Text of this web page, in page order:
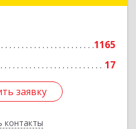
1165
17
заявку
контакты
заявку